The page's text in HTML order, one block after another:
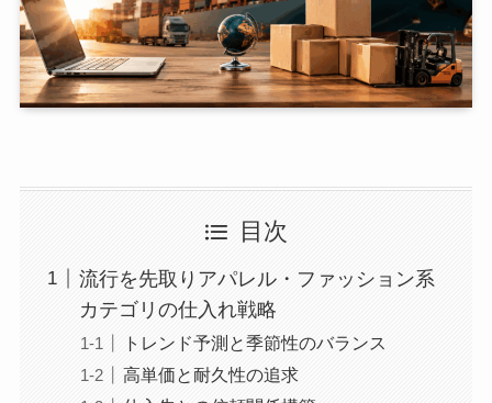
目次
流行を先取りアパレル・ファッション系
カテゴリの仕入れ戦略
トレンド予測と季節性のバランス
高単価と耐久性の追求